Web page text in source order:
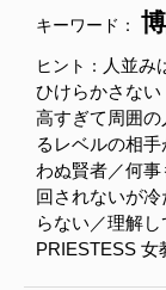
キーワード：
ヒント： 人並み
ひけらかさな
高すぎて周囲
るレベルの相
わぬ賢者／何
回されないが
らない／理解
PRIESTESS 女